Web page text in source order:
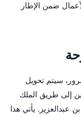
ضمن الإطار
سيتم تحويل
إلى طريق الملك
عبدالعزيز. يأتي هذا